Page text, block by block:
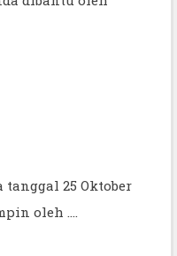
tanggal 25 Oktober
oleh ....